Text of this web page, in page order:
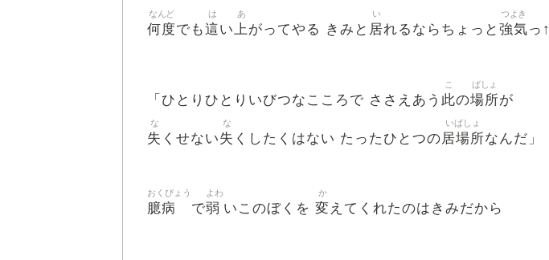
何度
なんど
でも這
は
い上
あ
がってやる きみと 居
い
れるならちょっと 強気
つよき
っ↑
「ひとりひとりいびつなこころで ささえあう 此
こ
の場所
ばしょ
が
失
な
くせない失
な
くしたくはない たったひとつの居場所
いばしょ
なんだ」
臆病
おくびょう
で弱
よわ
いこのぼくを 変
か
えてくれたのはきみだから